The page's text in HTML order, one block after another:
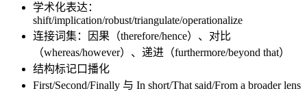
学术化表达：
shift/implication/robust/triangulate/operationalize
连接词集：因果（therefore/hence）、对比
（whereas/however）、递进（furthermore/beyond that）
结构标记口播化
First/Second/Finally 与 In short/That said/From a broader lens